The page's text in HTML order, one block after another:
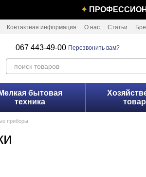
✦
Контактная информация О нас Статьи
067 443-49-00 Перезвонить вам?
Мелкая бытовая
техника
приборы